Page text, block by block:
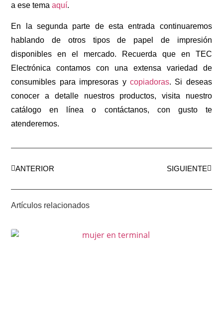
a ese temaaquí.
En la segunda parte de esta entrada continuaremos
hablando de otros tipos de papel de impresión
disponibles en el mercado. Recuerda que en TEC
Electrónica contamos con una extensa variedad de
consumibles para impresoras y copiadoras. Si deseas
conocer a detalle nuestros productos, visita nuestro
catálogo en línea o contáctanos, con gusto te
atenderemos.
ANTERIOR SIGUIENTE
Artículos relacionados